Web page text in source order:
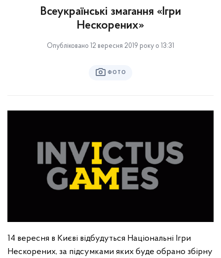
Всеукраїнські змагання «Ігри
Нескорених»
Опубліковано 12 вересня 2019 року о 13:31
ФОТО
14 вересня в Києві відбудуться Національні Ігри
Нескорених, за підсумками яких буде обрано збірну